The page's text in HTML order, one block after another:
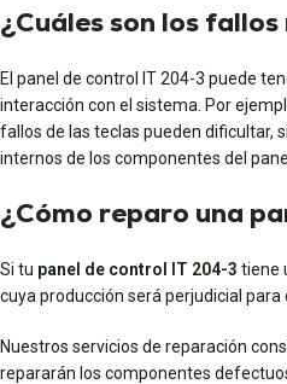
¿Cuáles son los
El panel de control IT 204-3 puede
interacción con el sistema. Por
fallos de las teclas pueden dificultar,
internos de los componentes del
¿Cómo reparo una
Si tu panel de control IT 204-3 tiene
cuya producción será perjudicial para
Nuestros servicios de reparación
repararán los componentes